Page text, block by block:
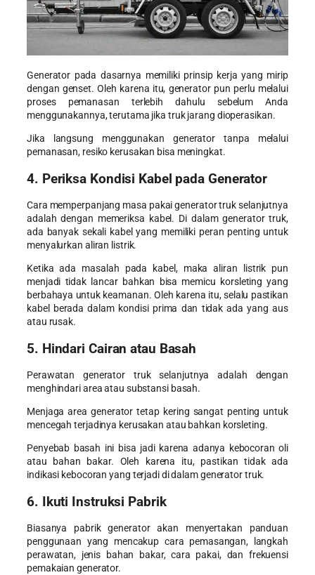
Generator pada dasarnya memiliki prinsip kerja yang mirip
dengan genset. Oleh karena itu, generator pun perlu melalui
proses pemanasan terlebih dahulu sebelum Anda
menggunakannya, terutama jika truk jarang dioperasikan.
Jika langsung menggunakan generator tanpa melalui
pemanasan, resiko kerusakan bisa meningkat.
4. Periksa Kondisi Kabel pada Generator
Cara memperpanjang masa pakai generator trukselanjutnya
adalah dengan memeriksa kabel. Di dalam generator truk,
ada banyak sekali kabel yang memiliki peran penting untuk
menyalurkan aliran listrik.
Ketika ada masalah pada kabel, maka aliran listrik pun
menjadi tidak lancar bahkan bisa memicu korsleting yang
berbahaya untuk keamanan. Oleh karena itu, selalu pastikan
kabel berada dalam kondisi prima dan tidak ada yang aus
atau rusak.
5. Hindari Cairan atau Basah
Perawatan generator trukselanjutnya adalah dengan
menghindari area atau substansi basah.
Menjaga area generator tetap kering sangat penting untuk
mencegah terjadinya kerusakan atau bahkan korsleting.
Penyebab basah ini bisa jadi karena adanya kebocoran oli
atau bahan bakar. Oleh karena itu, pastikan tidak ada
indikasi kebocoran yang terjadi di dalam generator truk.
6. Ikuti Instruksi Pabrik
Biasanya pabrik generator akan menyertakan panduan
penggunaan yang mencakup cara pemasangan, langkah
perawatan, jenis bahan bakar, cara pakai, dan frekuensi
pemakaian generator.